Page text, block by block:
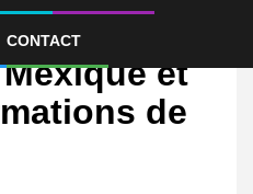
CONTACT
et
de